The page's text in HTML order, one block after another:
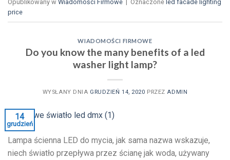
Opublikowany w Wiadomości Firmowe Oznaczone led facade lighting
price
WIADOMOŚCI FIRMOWE
Do you know the many benefits of a led
washer light lamp?
WYSŁANY DNIA GRUDZIEŃ 14, 2020 PRZEZADMIN
14
grudzień
Lampa ścienna LED do mycia, jak sama nazwa wskazuje,
niech światło przepływa przez ścianę jak woda, używany